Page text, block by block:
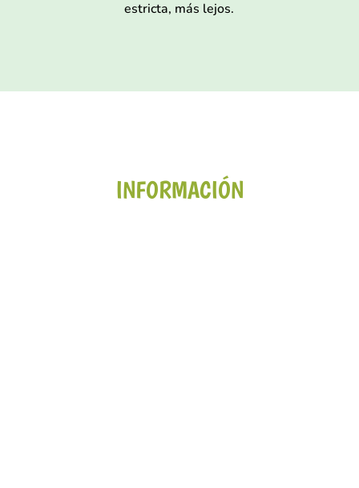
estricta, más lejos.
INFORMACIÓN